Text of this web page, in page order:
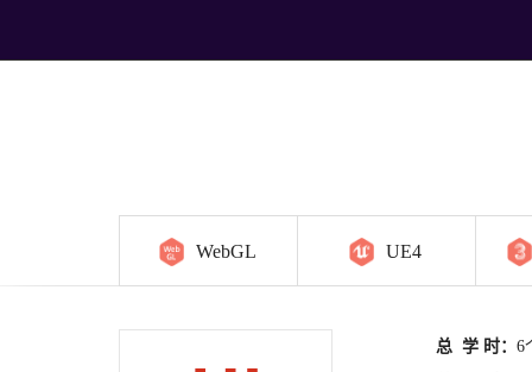
WebGL UE4
总 学 时： 6